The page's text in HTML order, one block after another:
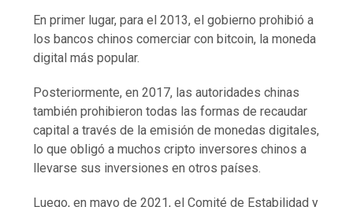
En primer lugar, para el 2013, el gobierno prohibió a
los bancos chinos comerciar con bitcoin, la moneda
digital más popular.
Posteriormente, en 2017, las autoridades chinas
también prohibieron todas las formas de recaudar
capital a través de la emisión de monedas digitales,
lo que obligó a muchos cripto inversores chinos a
llevarse sus inversiones en otros países.
Luego, en mayo de 2021, el Comité de Estabilidad y